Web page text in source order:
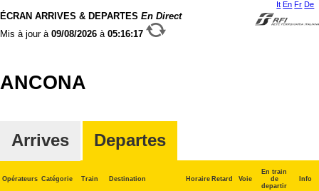
It En Fr De
ÉCRAN ARRIVES & DEPARTES En Direct
Mis à jour à 09/08/2026 à 05:16:17
ANCONA
Arrives Departes
Opérateurs Catégorie Train Destination Horaire Retard Voie
En train
de
departir
Info